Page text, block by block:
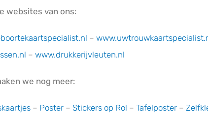
websites van ons:
l –
– www.drukkerijvleuten.nl
we nog meer:
– Poster – Stickers op Rol – Tafelposter –